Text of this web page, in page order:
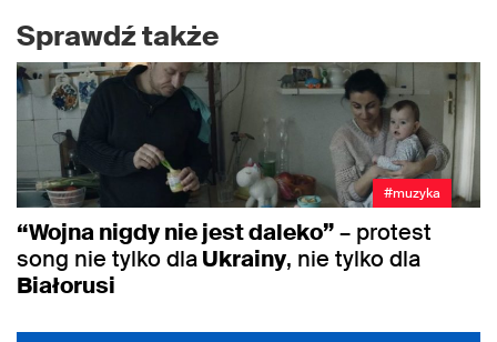
Sprawdź także
#muzyka
“Wojna nigdy nie jest daleko”– protest
song nie tylko dlaUkrainy, nie tylko dla
Białorusi